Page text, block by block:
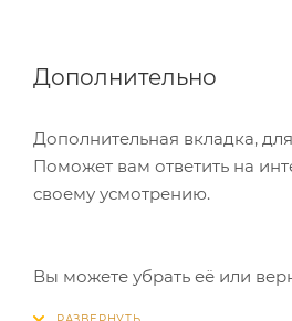
Дополнительно
Дополнительная вкладка,
Поможет вам ответить на
своему усмотрению.
Вы можете убрать её или